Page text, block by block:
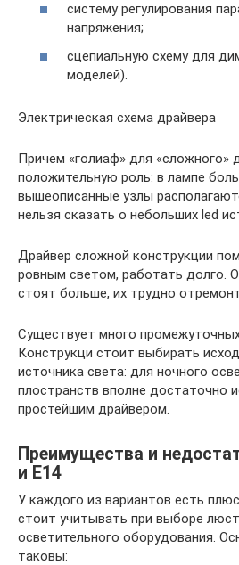
систему регулирования
напряжения;
сцепиальную схему для
моделей).
Электрическая схема драйвера
Причем «голиаф» для «сложного»
положительную роль: в лампе
вышеописанные узлы
нельзя сказать о небольших led
Драйвер сложной конструкции
ровным светом, работать долго.
стоят больше, их трудно
Существует много промежуточных
Конструкци стоит выбирать
источника света: для ночного
плостранств вполне достаточно
простейшим драйвером.
Преимущества и
и E14
У каждого из вариантов есть
стоит учитывать при выборе
осветительного оборудования.
таковы: